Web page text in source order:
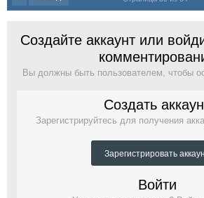
Создайте аккаунт или
Вы должны быть пользователем, чтобы
Создать
Зарегистрируйтесь для получения
Зарегистрировать
Войти